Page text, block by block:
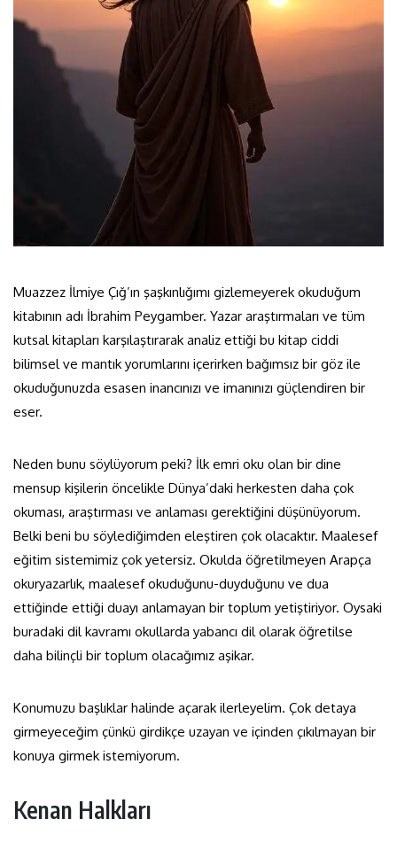
Muazzez İlmiye Çığ’ın şaşkınlığımı gizlemeyerek okuduğum
kitabının adı İbrahim Peygamber. Yazar araştırmaları ve tüm
kutsal kitapları karşılaştırarak analiz ettiği bu kitap ciddi
bilimsel ve mantık yorumlarını içerirken bağımsız bir göz ile
okuduğunuzda esasen inancınızı ve imanınızı güçlendiren bir
eser.
Neden bunu söylüyorum peki? İlk emri oku olan bir dine
mensup kişilerin öncelikle Dünya’daki herkesten daha çok
okuması, araştırması ve anlaması gerektiğini düşünüyorum.
Belki beni bu söylediğimden eleştiren çok olacaktır. Maalesef
eğitim sistemimiz çok yetersiz. Okulda öğretilmeyen Arapça
okuryazarlık, maalesef okuduğunu-duyduğunu ve dua
ettiğinde ettiği duayı anlamayan bir toplum yetiştiriyor. Oysaki
buradaki dil kavramı okullarda yabancı dil olarak öğretilse
daha bilinçli bir toplum olacağımız aşikar.
Konumuzu başlıklar halinde açarak ilerleyelim. Çok detaya
girmeyeceğim çünkü girdikçe uzayan ve içinden çıkılmayan bir
konuya girmek istemiyorum.
Kenan Halkları